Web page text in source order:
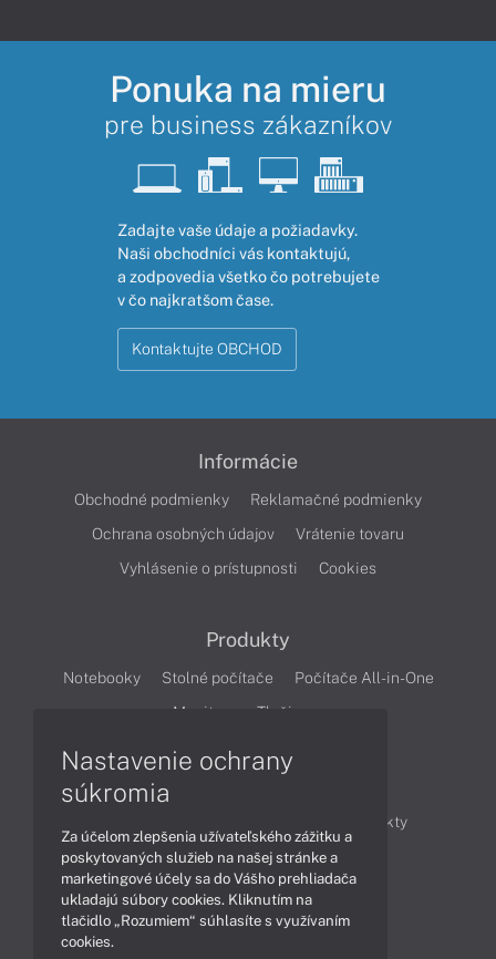
Ponuka na mieru
pre business zákazníkov
Zadajte vaše údaje a požiadavky.
Naši obchodníci vás kontaktujú,
a zodpovedia všetko čo potrebujete
v čo najkratšom čase.
Kontaktujte OBCHOD
Informácie
Obchodné podmienky
Reklamačné podmienky
Ochrana osobných údajov
Vrátenie tovaru
Vyhlásenie o prístupnosti
Cookies
Produkty
Notebooky Stolné počítače
Počítače All-in-One
Monitory
Tlačiarne
Produkty
Technológie
Videá
Obsah
Nastavenie ochrany
súkromia
Za účelom zlepšenia užívateľského zážitku a
poskytovaných služieb na našej stránke a
marketingové účely sa do Vášho prehliadača
ukladajú súbory cookies. Kliknutím na
tlačidlo „Rozumiem“ súhlasíte s využívaním
cookies.